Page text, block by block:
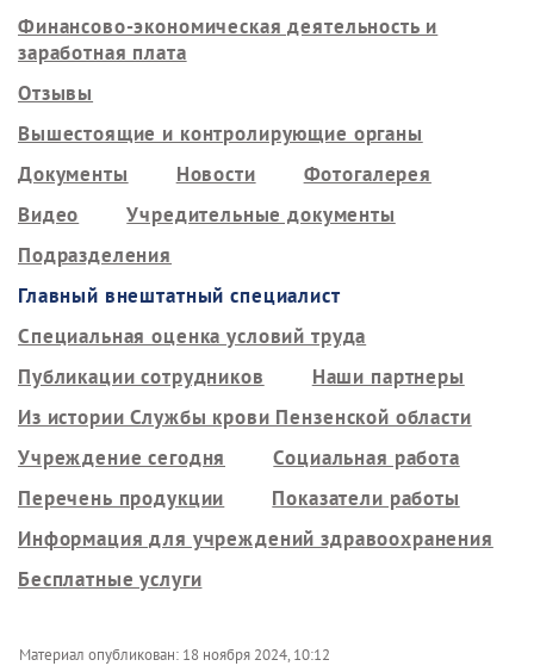
Финансово-экономическая деятельность и
заработная плата
Отзывы
Вышестоящие и контролирующие органы
Документы
Новости
Фотогалерея
Видео
Учредительные документы
Подразделения
Главный внештатный специалист
Специальная оценка условий труда
Публикации сотрудников
Наши партнеры
Из истории Службы крови Пензенской области
Учреждение сегодня
Социальная работа
Перечень продукции
Показатели работы
Информация для учреждений здравоохранения
Бесплатные услуги
Материал опубликован: 18 ноября 2024, 10:12